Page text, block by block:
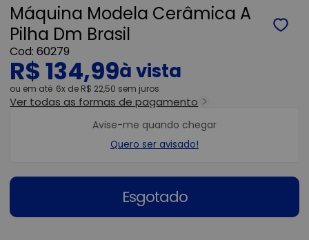
Máquina Modela Cerâmica A
Pilha Dm Brasil
60279
R$ 134,99
ou 6x de R$ 22,50 sem juros
Ver todas as formas de pagamento
Esgotado
Avise-me quando chegar
Quero ser avisado!